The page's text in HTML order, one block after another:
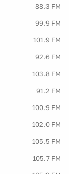
88.3 FM
99.9 FM
101.9 FM
92.6 FM
103.8 FM
91.2 FM
100.9 FM
102.0 FM
105.5 FM
105.7 FM